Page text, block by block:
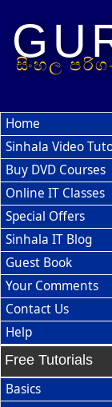
සිංහල
Home
Sinhala Video
Buy DVD Courses
Online IT Classes
Special Offers
Sinhala IT Blog
Guest Book
Your Comments
Contact Us
Help
Free Tutorials
Basics